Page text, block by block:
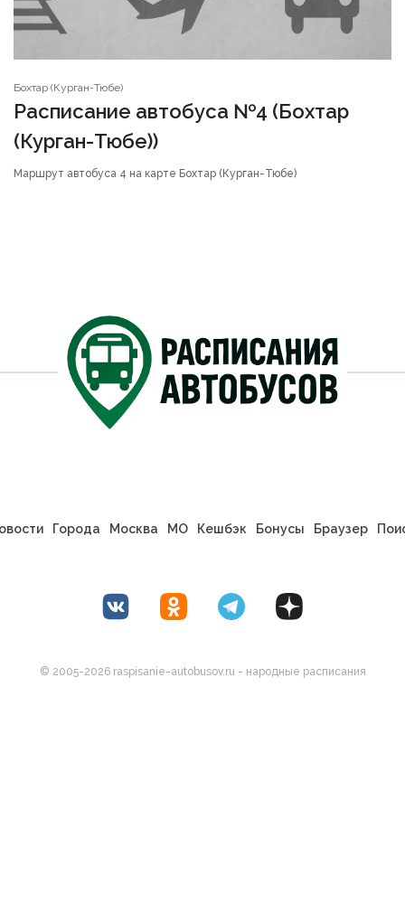
Бохтар (Курган-Тюбе)
Расписание автобуса №4 (Бохтар
(Курган-Тюбе))
Маршрут автобуса 4 на карте Бохтар (Курган-Тюбе)
Города Москва МО Кешбэк Бонусы Браузер
© 2005-2026 raspisanie-autobusov.ru - народные расписания